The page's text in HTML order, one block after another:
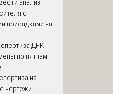
анализ
с
присадками на
ДНК
по пятнам
на
чертежи